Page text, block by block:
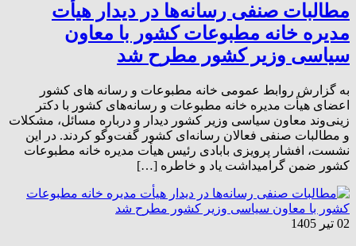
مطالبات صنفی رسانه‌ها در دیدار هیأت
مدیره خانه مطبوعات کشور با معاون
سیاسی وزیر کشور مطرح شد
به گزارش روابط عمومی خانه مطبوعات و رسانه های کشور
اعضای هیأت مدیره خانه مطبوعات و رسانه‌های کشور با دکتر
زینی‌وند معاون سیاسی وزیر کشور دیدار و درباره مسائل، مشکلات
و مطالبات صنفی فعالان رسانه‌ای کشور گفت‌وگو کردند. در این
نشست، افشار پرویزی بابادی رئیس هیأت مدیره خانه مطبوعات
کشور ضمن گرامیداشت یاد و خاطره […]
02 تیر 1405